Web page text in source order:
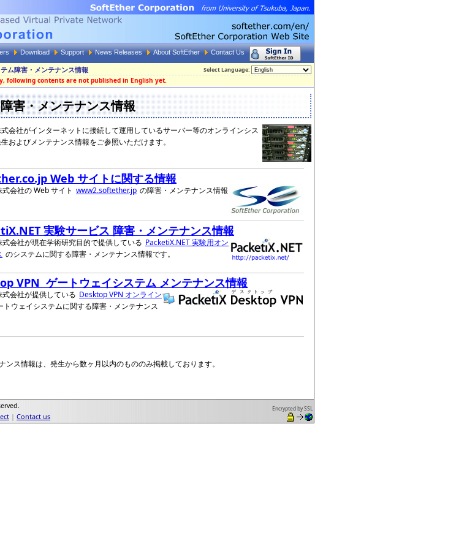
Download Support News Releases About SoftEther Contact Us
ム障害・メンテナンス情報 Select Language:
following contents are not published in English yet.
害・メンテナンス情報
会社がインターネットに接続して運用しているサーバー等のオンラインシス
およびメンテナンス情報をご参照いただけます。
Web サイトに関する情報
会社の Web サイト www2.softether.jp の障害・メンテナンス情報
実験サービス 障害・メンテナンス情報
会社が現在学術研究目的で提供している PacketiX.NET 実験用オン
のシステムに関する障害・メンテナンス情報です。
VPN ゲートウェイシステム メンテナンス情報
会社が提供している Desktop VPN オンライン
トウェイシステムに関する障害・メンテナンス
ンス情報は、発生から数ヶ月以内のもののみ掲載しております。
| Contact us
Encrypted by SSL